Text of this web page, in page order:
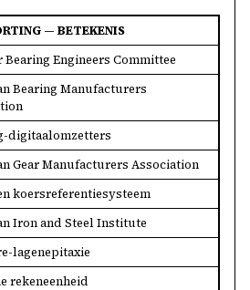
— BETEKENIS
Engineers Committee
Bearing Manufacturers
digitaalomzetters
Gear Manufacturers Association
koersreferentiesysteem
Iron and Steel Institute
lagenepitaxie
rekeneenheid